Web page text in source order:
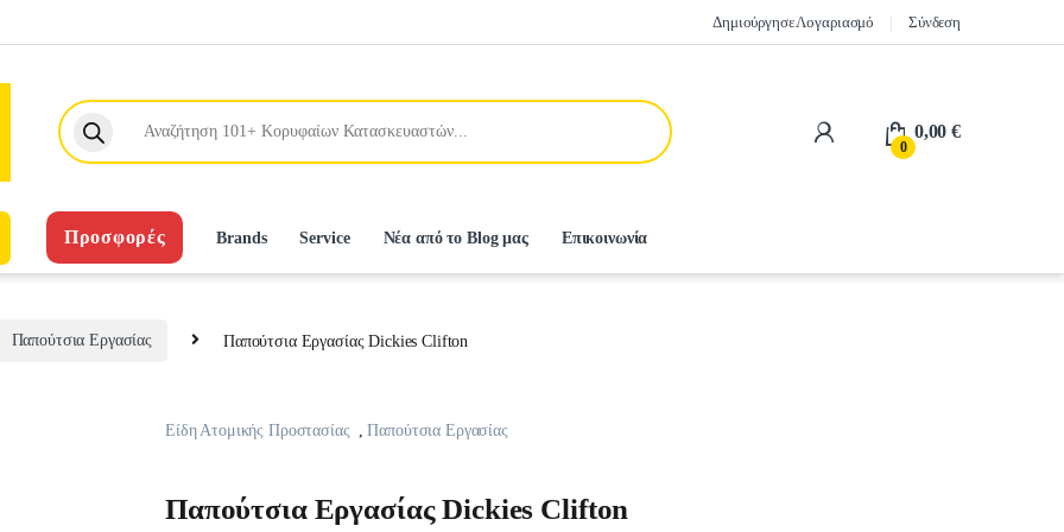
Δημιούργησε Λογαριασμό Σύνδεση
Products search
0
0,00€
Προσφορές Brands Service Νέα από το Blog μας Επικοινωνία
Παπούτσια Εργασίας Παπούτσια Eργασίας Dickies Clifton
Είδη Ατομικής Προστασίας ,Παπούτσια Εργασίας
Παπούτσια Eργασίας Dickies Clifton